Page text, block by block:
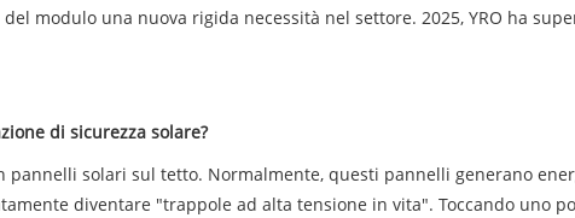
modulo una nuova rigida necessità nel settore. 2025, YRO ha
di sicurezza solare?
solari sul tetto. Normalmente, questi pannelli generano
diventare "trappole ad alta tensione in vita". Toccando uno